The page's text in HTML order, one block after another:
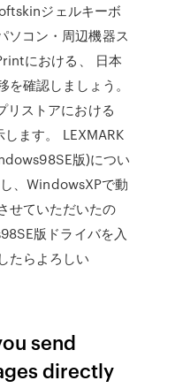
ジェルキーボ
ソコン・周辺機器ス
における、 日本
確認しましょう。
リストアにおける
ます。 LEXMARK
版)につい
、WindowsXPで動
せていただいたの
版ドライバを入
たらよろしい
send
directly